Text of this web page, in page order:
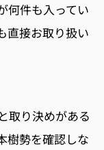
何件も入ってい
直接お取り扱い
取り決めがある
樹勢を確認しな